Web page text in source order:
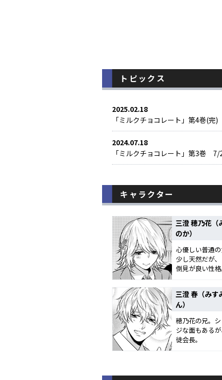
トピックス
2025.02.18
「ミルクチョコレート」第4巻(
2024.07.18
「ミルクチョコレート」第3巻
「ミルクチョコレート」第2巻
「ミルクチョコレート」第2巻、
2023.4.18
「ミルクチョコレート」第1巻 4/
2023.4.18
「ミルクチョコレート」第1巻、
キャラクター
三澄 穂乃花（
のか）
心優しい普通
少し天然だが
倒見が良い性
三澄 春（みす
ん）
穂乃花の兄。
ジな面もある
徒会長。